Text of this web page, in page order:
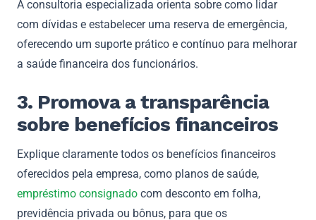
A consultoria especializada orienta sobre como lidar
com dívidas e estabelecer uma reserva de emergência,
oferecendo um suporte prático e contínuo para melhorar
a saúde financeira dos funcionários.
3. Promova a transparência
sobre benefícios financeiros
Explique claramente todos os benefícios financeiros
oferecidos pela empresa, como planos de saúde,
empréstimo consignado com desconto em folha,
previdência privada ou bônus, para que os